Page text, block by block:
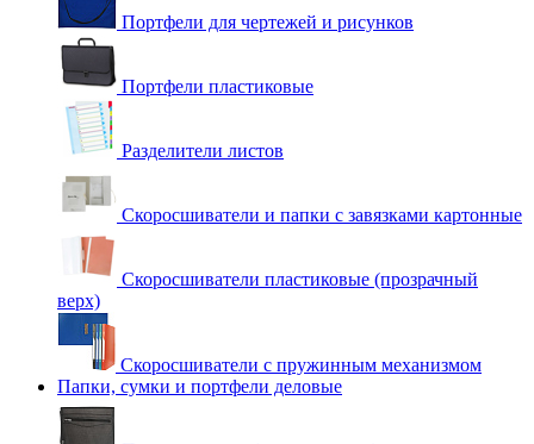
Портфели для чертежей и рисунков
Портфели пластиковые
Разделители листов
Скоросшиватели и папки с завязками картонные
Скоросшиватели пластиковые (прозрачный
верх)
Скоросшиватели с пружинным механизмом
Папки, сумки и портфели деловые